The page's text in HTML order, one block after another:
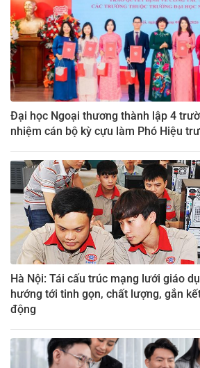
Đại học Ngoại thương thành lập 4
nhiệm cán bộ kỳ cựu làm Phó Hiệu
Hà Nội: Tái cấu trúc mạng lưới giáo
hướng tới tinh gọn, chất lượng, gắn
động